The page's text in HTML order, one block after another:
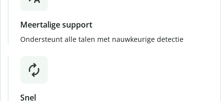
Meertalige support
Ondersteunt alle talen met nauwkeurige detectie
Snel